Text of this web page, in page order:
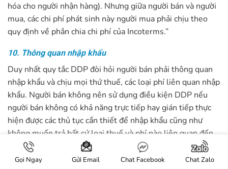
hóa cho người nhận hàng). Nhưng giữa người bán và người
mua, các chi phí phát sinh này người mua phải chịu theo
quy định về phân chia chi phí của Incoterms.”
10. Thông quan nhập khẩu
Duy nhất quy tắc DDP đòi hỏi người bán phải thông quan
nhập khẩu và chịu mọi thứ thuế, các loại phí liên quan nhập
khẩu. Người bán không nên sử dụng điều kiện DDP nếu
người bán không có khả năng trực tiếp hay gián tiếp thực
hiện được các thủ tục cần thiết để nhập khẩu cũng như
không muốn trả bất cứ loại thuế và phí nào liên quan đến
nhập khẩu. Trong những tình huống như vậy nên sử dụng
điều kiện DAP hoặc DPU.
Gọi Ngay Gửi Email Chat Facebook Chat Zalo